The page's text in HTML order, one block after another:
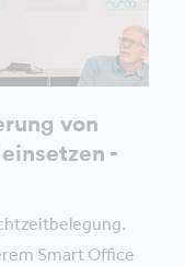
von
-
Smart Office